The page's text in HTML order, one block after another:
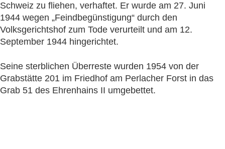
Schweiz zu fliehen, verhaftet. Er wurde am 27. Juni
1944 wegen „Feindbegünstigung“ durch den
Volksgerichtshof zum Tode verurteilt und am 12.
September 1944 hingerichtet.
Seine sterblichen Überreste wurden 1954 von der
Grabstätte 201 im Friedhof am Perlacher Forst in das
Grab 51 des Ehrenhains II umgebettet.